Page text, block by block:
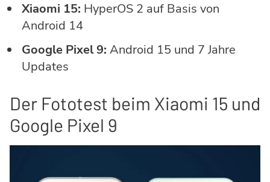
Xiaomi 15: HyperOS 2 auf Basis von
Android 14
Google Pixel 9: Android 15 und 7 Jahre
Updates
Der Fototest beim Xiaomi 15 und
Google Pixel 9